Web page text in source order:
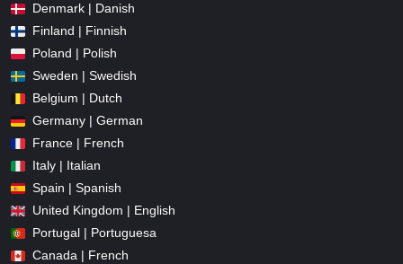
Denmark | Danish
Finland | Finnish
Poland | Polish
Sweden | Swedish
Belgium | Dutch
Germany | German
France | French
Italy | Italian
Spain | Spanish
United Kingdom | English
Portugal | Portuguesa
Canada | French